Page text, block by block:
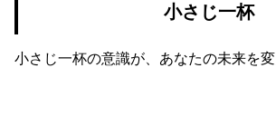
小さじ一杯
小さじ一杯の意識が、あなたの未来を変